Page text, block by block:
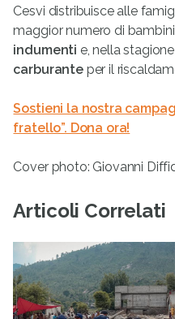
Cesvi distribuisce alle
maggior numero di bambini
indumenti e, nella
carburanteper il
Sostieni la nostra
fratello”. Dona ora!
Cover photo: Giovanni
Articoli Correlati